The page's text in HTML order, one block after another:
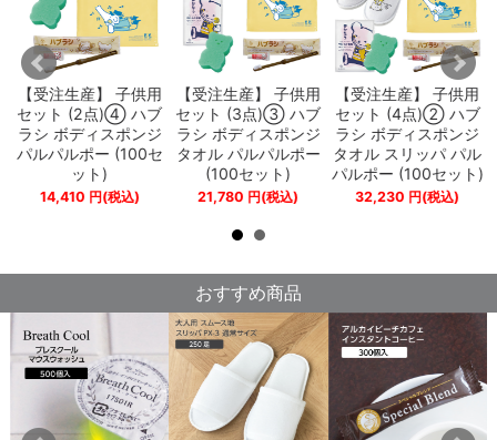
【受注生産】 子供用
セット (2点)④ ハブ
ラシ ボディスポンジ
パルパルポー (100セ
ット)
14,410 円(税込)
【受注生産】 子供用
セット (3点)③ ハブ
ラシ ボディスポンジ
タオル パルパルポー
(100セット)
21,780 円(税込)
【受注生産】 子供用
セット (4点)② ハブ
ラシ ボディスポンジ
タオル スリッパ パル
パルポー (100セット)
32,230 円(税込)
おすすめ商品